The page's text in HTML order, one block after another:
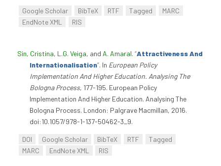
Google Scholar BibTeX RTF Tagged
MARC
EndNote XML
RIS
Sin, Cristina, L.G. Veiga, and A. Amaral. “Attractiveness And
Internationalisation”. In European Policy
Implementation And Higher Education. Analysing The
Bologna Process, 177-195. European Policy
Implementation And Higher Education. Analysing The
Bologna Process. London: Palgrave Macmillan, 2016.
doi:10.1057/978-1-137-50462-3_9.
DOI Google Scholar BibTeX RTF
Tagged
MARC
EndNote XML RIS